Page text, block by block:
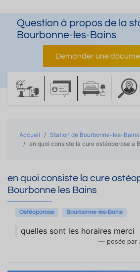
Question à propos de la
Bourbonne-les-Bains
Demander une
Accueil Station de Bourbonne-les-Bains
en quoi consiste la cure ostéoporose a
en quoi consiste la cure
Bourbonne les Bains
Ostéoporose Bourbonne-les-Bains
quelles sont les horaires merci
posée par